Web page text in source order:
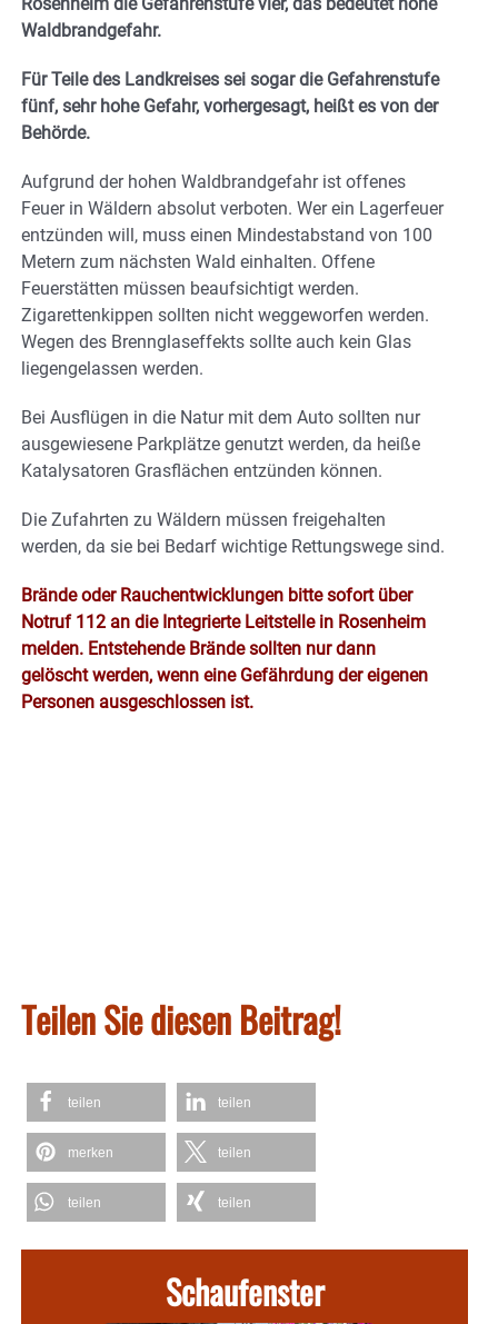
Waldbrandgefahr.
Für Teile des Landkreises sei sogar die Gefahrenstufe
fünf, sehr hohe Gefahr, vorhergesagt, heißt es von der
Behörde.
Aufgrund der hohen Waldbrandgefahr ist offenes
Feuer in Wäldern absolut verboten. Wer ein Lagerfeuer
entzünden will, muss einen Mindestabstand von 100
Metern zum nächsten Wald einhalten. Offene
Feuerstätten müssen beaufsichtigt werden.
Zigarettenkippen sollten nicht weggeworfen werden.
Wegen des Brennglaseffekts sollte auch kein Glas
liegengelassen werden.
Bei Ausflügen in die Natur mit dem Auto sollten nur
ausgewiesene Parkplätze genutzt werden, da heiße
Katalysatoren Grasflächen entzünden können.
Die Zufahrten zu Wäldern müssen freigehalten
werden, da sie bei Bedarf wichtige Rettungswege sind.
Brände oder Rauchentwicklungen bitte sofort über
Notruf 112 an die Integrierte Leitstelle in Rosenheim
melden. Entstehende Brände sollten nur dann
gelöscht werden, wenn eine Gefährdung der eigenen
Personen ausgeschlossen ist.
Teilen Sie diesen Beitrag!
teilen teilen
merken teilen
teilen teilen
Schaufenster